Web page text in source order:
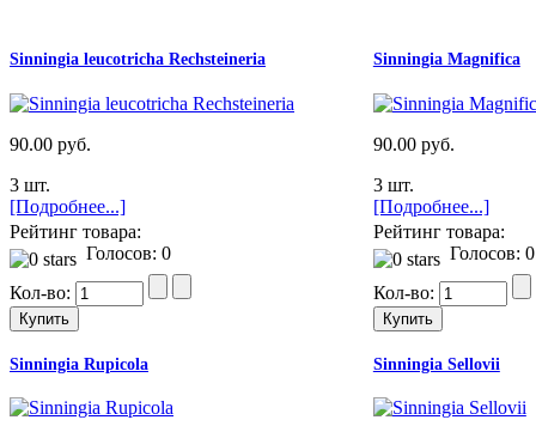
Sinningia leucotricha Rechsteineria
90.00 руб.
3 шт.
[Подробнее...]
Рейтинг товара:
Голосов: 0
Кол-во:
Sinningia Magnifica
90.00 руб.
3 шт.
[Подробнее...]
Рейтинг товара:
Голосов: 0
Кол-во:
Sinningia Rupicola Sinningia Sellovii